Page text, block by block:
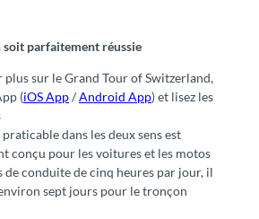
soit parfaitement réussie
plus sur le Grand Tour of Switzerland,
(iOS App/Android App) et lisez les
praticable dans les deux sens est
conçu pour les voitures et les motos
de conduite de cinq heures par jour, il
sept jours pour le tronçon